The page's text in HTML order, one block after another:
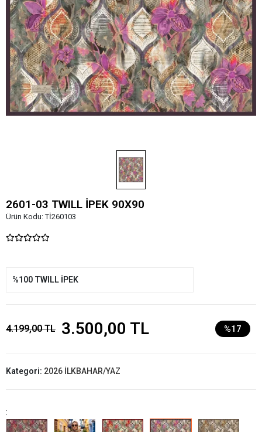
2601-03 TWILL İPEK 90X90
Ürün Kodu:Tİ260103
%100 TWILL İPEK
4.199,00 TL 3.500,00 TL %17
Kategori: 2026 İLKBAHAR/YAZ
: